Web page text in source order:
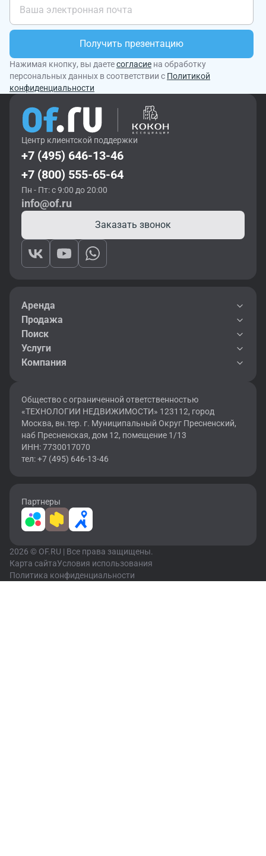
Получить презентацию
Нажимая кнопку, вы даетесогласие на обработку
персональных данных в соответствии с Политикой
конфиденциальности
Центр клиентской поддержки
+7 (495) 646-13-46
+7 (800) 555-65-64
Пн - Пт: с 9:00 до 20:00
info@of.ru
Заказать звонок
Аренда
Продажа
Поиск
Услуги
Компания
Общество с ограниченной ответственностью
«ТЕХНОЛОГИИ НЕДВИЖИМОСТИ» 123112, город
Москва, вн.тер. г. Муниципальный Округ Пресненский,
наб Пресненская, дом 12, помещение 1/13
ИНН: 7730017070
тел: +7 (495) 646-13-46
Партнеры
2026 © OF.RU | Все права защищены.
Карта сайтаУсловия использования
Политика конфиденциальности